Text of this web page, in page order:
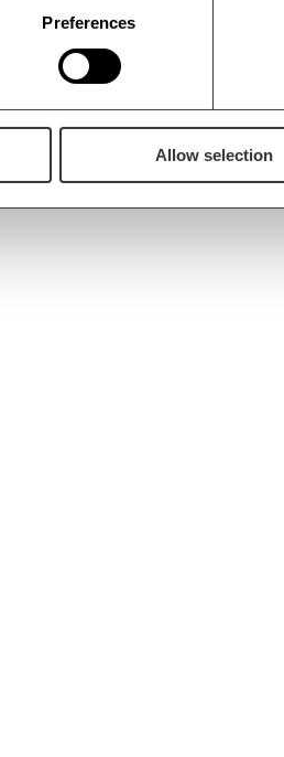
Preferences
Allow selection